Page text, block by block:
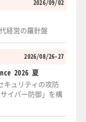
2026/09/02
経営の羅針盤
2026/08/26-27
2026 夏
キュリティの攻防
イバー防御」を構